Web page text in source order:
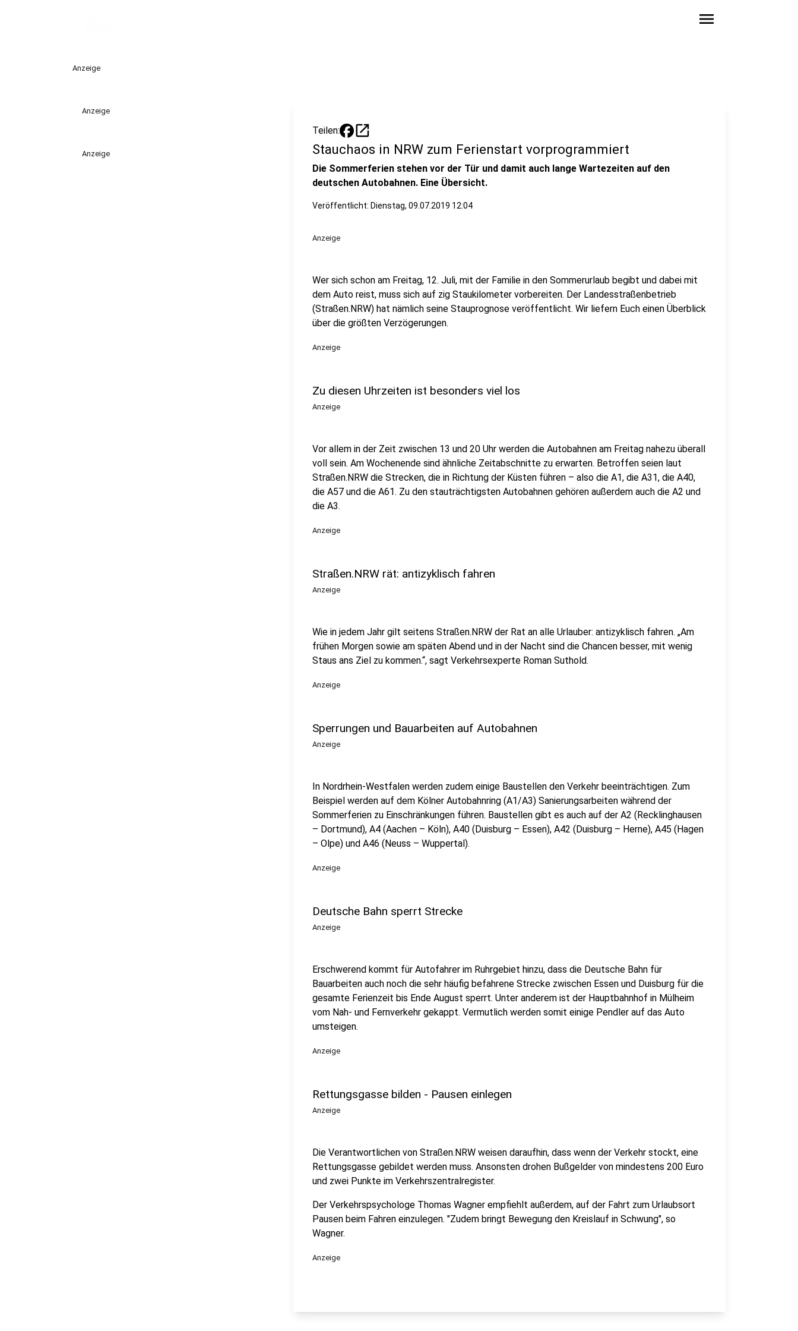
menu
Anzeige
Anzeige
Anzeige
Teilen: open_in_new
Stauchaos in NRW zum Ferienstart vorprogrammiert
Die Sommerferien stehen vor der Tür und damit auch lange Wartezeiten auf den
deutschen Autobahnen. Eine Übersicht.
Veröffentlicht: Dienstag, 09.07.2019 12:04
Anzeige
Wer sich schon am Freitag, 12. Juli, mit der Familie in den Sommerurlaub begibt und dabei mit
dem Auto reist, muss sich auf zig Staukilometer vorbereiten. Der Landesstraßenbetrieb
(Straßen.NRW) hat nämlich seine Stauprognose veröffentlicht. Wir liefern Euch einen Überblick
über die größten Verzögerungen.
Anzeige
Zu diesen Uhrzeiten ist besonders viel los
Anzeige
Vor allem in der Zeit zwischen 13 und 20 Uhr werden die Autobahnen am Freitag nahezu überall
voll sein. Am Wochenende sind ähnliche Zeitabschnitte zu erwarten. Betroffen seien laut
Straßen.NRW die Strecken, die in Richtung der Küsten führen – also die A1, die A31, die A40,
die A57 und die A61. Zu den stauträchtigsten Autobahnen gehören außerdem auch die A2 und
die A3.
Anzeige
Straßen.NRW rät: antizyklisch fahren
Anzeige
Wie in jedem Jahr gilt seitens Straßen.NRW der Rat an alle Urlauber: antizyklisch fahren. „Am
frühen Morgen sowie am späten Abend und in der Nacht sind die Chancen besser, mit wenig
Staus ans Ziel zu kommen.“, sagt Verkehrsexperte Roman Suthold.
Anzeige
Sperrungen und Bauarbeiten auf Autobahnen
Anzeige
In Nordrhein-Westfalen werden zudem einige Baustellen den Verkehr beeinträchtigen. Zum
Beispiel werden auf dem Kölner Autobahnring (A1/A3) Sanierungsarbeiten während der
Sommerferien zu Einschränkungen führen. Baustellen gibt es auch auf der A2 (Recklinghausen
– Dortmund), A4 (Aachen – Köln), A40 (Duisburg – Essen), A42 (Duisburg – Herne), A45 (Hagen
– Olpe) und A46 (Neuss – Wuppertal).
Anzeige
Deutsche Bahn sperrt Strecke
Anzeige
Erschwerend kommt für Autofahrer im Ruhrgebiet hinzu, dass die Deutsche Bahn für
Bauarbeiten auch noch die sehr häufig befahrene Strecke zwischen Essen und Duisburg für die
gesamte Ferienzeit bis Ende August sperrt. Unter anderem ist der Hauptbahnhof in Mülheim
vom Nah- und Fernverkehr gekappt. Vermutlich werden somit einige Pendler auf das Auto
umsteigen.
Anzeige
Rettungsgasse bilden - Pausen einlegen
Anzeige
Die Verantwortlichen von Straßen.NRW weisen daraufhin, dass wenn der Verkehr stockt, eine
Rettungsgasse gebildet werden muss. Ansonsten drohen Bußgelder von mindestens 200 Euro
und zwei Punkte im Verkehrszentralregister.
Der Verkehrspsychologe Thomas Wagner empfiehlt außerdem, auf der Fahrt zum Urlaubsort
Pausen beim Fahren einzulegen. "Zudem bringt Bewegung den Kreislauf in Schwung", so
Wagner.
Anzeige